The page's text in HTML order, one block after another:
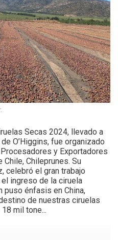
Secas 2024, llevado a
O’Higgins, fue organizado
y Exportadores
Chileprunes. Su
celebró el gran trabajo
ingreso de la ciruela
puso énfasis en China,
de nuestras ciruelas
mil tone...